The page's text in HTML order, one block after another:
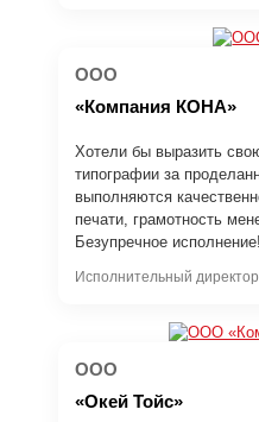
ООО
«Компания КОНА»
Хотели бы выразить
типографии за
выполняются
печати, грамотность
Безупречное исполнение!
Исполнительный
ООО
«Окей Тойс»